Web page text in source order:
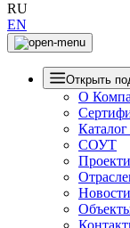
RU
EN
Открыть
О
СОУТ
Новости